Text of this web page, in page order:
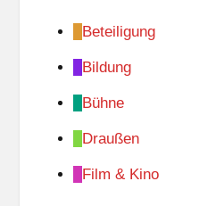
Beteiligung
Bildung
Bühne
Draußen
Film & Kino